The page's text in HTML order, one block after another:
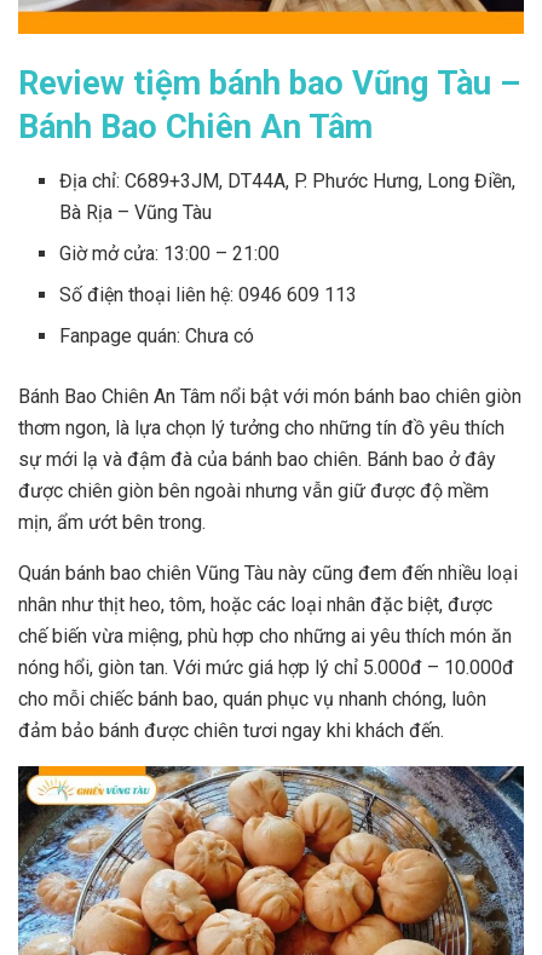
Review tiệm bánh bao Vũng Tàu –
Bánh Bao Chiên An Tâm
Địa chỉ: C689+3JM, DT44A, P. Phước Hưng, Long Điền,
Bà Rịa – Vũng Tàu
Giờ mở cửa: 13:00 – 21:00
Số điện thoại liên hệ: 0946 609 113
Fanpage quán: Chưa có
Bánh Bao Chiên An Tâm nổi bật với món bánh bao chiên giòn
thơm ngon, là lựa chọn lý tưởng cho những tín đồ yêu thích
sự mới lạ và đậm đà của bánh bao chiên. Bánh bao ở đây
được chiên giòn bên ngoài nhưng vẫn giữ được độ mềm
mịn, ẩm ướt bên trong.
Quán bánh bao chiên Vũng Tàu này cũng đem đến nhiều loại
nhân như thịt heo, tôm, hoặc các loại nhân đặc biệt, được
chế biến vừa miệng, phù hợp cho những ai yêu thích món ăn
nóng hổi, giòn tan. Với mức giá hợp lý chỉ 5.000đ – 10.000đ
cho mỗi chiếc bánh bao, quán phục vụ nhanh chóng, luôn
đảm bảo bánh được chiên tươi ngay khi khách đến.